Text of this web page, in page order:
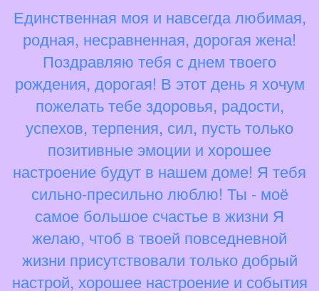
Единственная моя и навсегда любимая,
родная, несравненная, дорогая жена!
Поздравляю тебя с днем твоего
рождения, дорогая! В этот день я хочум
пожелать тебе здоровья, радости,
успехов, терпения, сил, пусть только
позитивные эмоции и хорошее
настроение будут в нашем доме! Я тебя
сильно-пресильно люблю! Ты - моё
самое большое счастье в жизни Я
желаю, чтоб в твоей повседневной
жизни присутствовали только добрый
настрой, хорошее настроение и события